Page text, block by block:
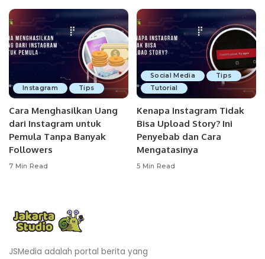
Instagram Tips
Cara Menghasilkan Uang
dari Instagram untuk
Pemula Tanpa Banyak
Followers
7 Min Read
Social Media
Tips
Tutorial
Kenapa Instagram Tidak
Bisa Upload Story? Ini
Penyebab dan Cara
Mengatasinya
5 Min Read
JSMedia adalah portal berita yang